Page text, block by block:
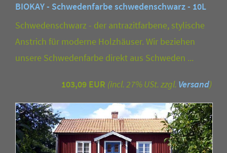
BIOKAY - Schwedenfarbe schwedenschwarz - 10L
Schwedenschwarz - der antrazitfarbene, stylische
Anstrich für moderne Holzhäuser. Wir beziehen
unsere Schwedenfarbe direkt aus Schweden ...
103,09 EUR (incl. 27% USt. zzgl. Versand)